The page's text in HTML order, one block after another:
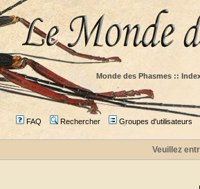
Monde des Phasmes ::
FAQ Rechercher Groupes d'utilisateurs
Veuillez